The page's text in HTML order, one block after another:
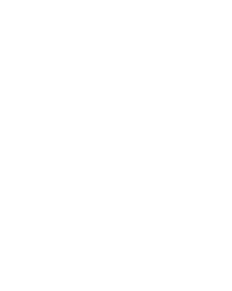
1600, 1800, 2000 kalorii.